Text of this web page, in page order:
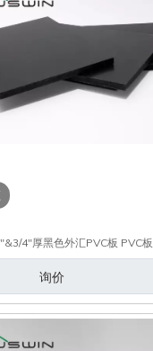
4"厚黑色外汇PVC板 PVC板
询价